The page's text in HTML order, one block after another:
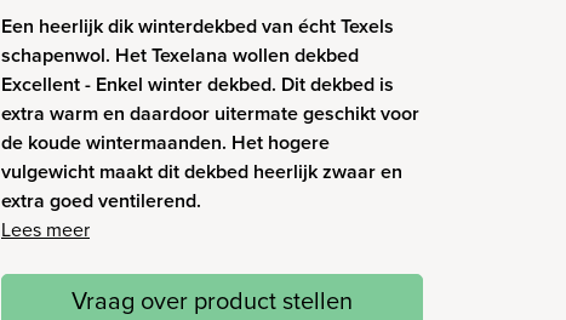
Een heerlijk dik winterdekbed van écht Texels
schapenwol. Het Texelana wollen dekbed
Excellent - Enkel winter dekbed. Dit dekbed is
extra warm en daardoor uitermate geschikt voor
de koude wintermaanden. Het hogere
vulgewicht maakt dit dekbed heerlijk zwaar en
extra goed ventilerend.
Lees meer
Vraag over product stellen